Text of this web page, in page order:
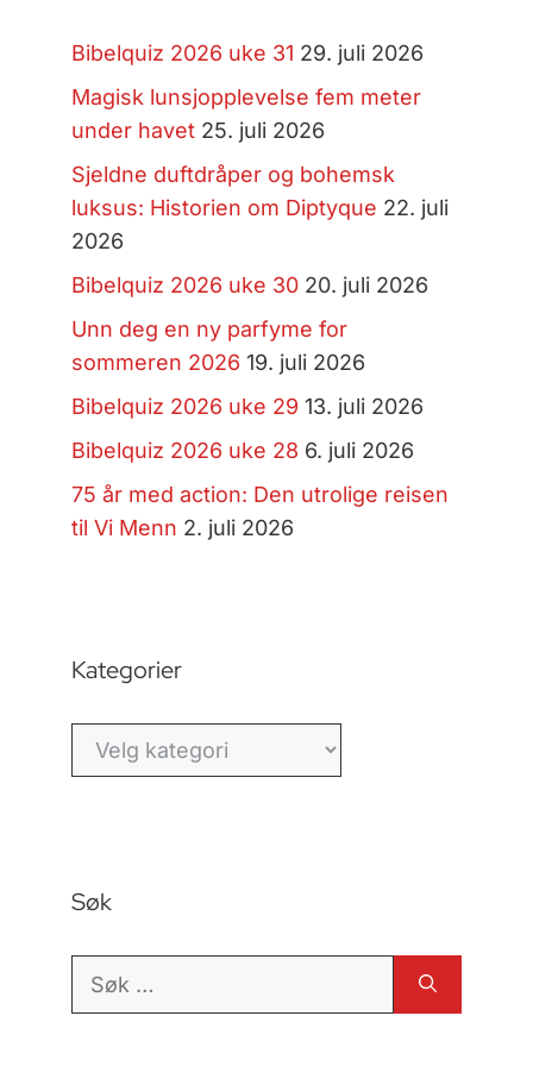
Bibelquiz 2026 uke 31 29. juli 2026
Magisk lunsjopplevelse fem meter
under havet 25. juli 2026
Sjeldne duftdråper og bohemsk
luksus: Historien om Diptyque 22. juli
2026
Bibelquiz 2026 uke 30 20. juli 2026
Unn deg en ny parfyme for
sommeren 2026 19. juli 2026
Bibelquiz 2026 uke 29 13. juli 2026
Bibelquiz 2026 uke 28 6. juli 2026
75 år med action: Den utrolige reisen
til Vi Menn 2. juli 2026
Kategorier
Kategorier
Søk
Søk